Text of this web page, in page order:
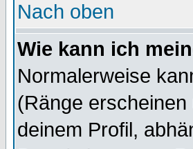
Nach oben
Wie kann ich
Normalerweise
(Ränge
deinem Profil,